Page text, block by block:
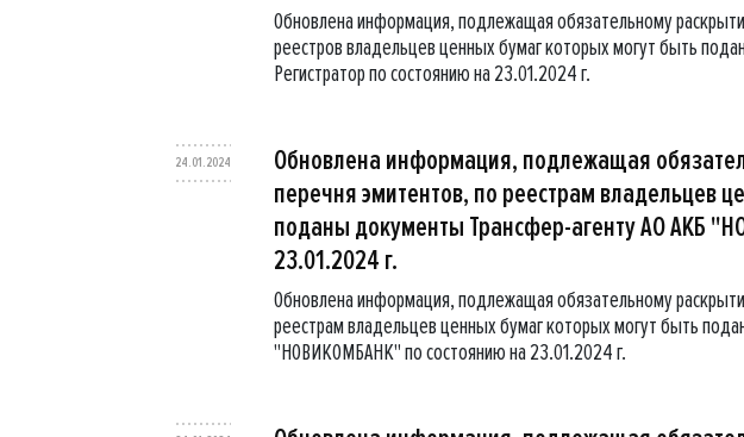
Обновлена информация, подлежащая обязательному
реестров владельцев ценных бумаг которых могут быть
Регистратор по состоянию на 23.01.2024 г.
24.01.2024
Обновлена информация, подлежащая
перечня эмитентов, по реестрам владельцев
поданы документы Трансфер-агенту АО АКБ
23.01.2024 г.
Обновлена информация, подлежащая обязательному
реестрам владельцев ценных бумаг которых могут быть
"НОВИКОМБАНК" по состоянию на 23.01.2024 г.